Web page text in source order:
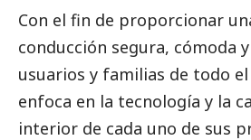
Con el fin de proporcionar
conducción segura, cómoda
usuarios y familias de todo
enfoca en la tecnología y la
interior de cada uno de sus